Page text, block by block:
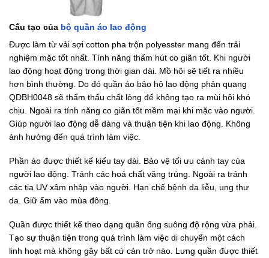
Cấu tạo của bộ quần áo lao động
Được làm từ vải sợi cotton pha trộn polyesster mang đến trải
nghiệm mặc tốt nhất. Tính năng thấm hút co giãn tốt. Khi người
lao động hoạt động trong thời gian dài. Mồ hôi sẽ tiết ra nhiều
hơn bình thường. Do đó quần áo bảo hộ lao động phản quang
QDBH0048 sẽ thẩm thấu chất lỏng để không tạo ra mùi hôi khó
chịu. Ngoài ra tính năng co giãn tốt mềm mại khi mặc vào người.
Giúp người lao động dễ dàng và thuận tiện khi lao động. Không
ảnh hưởng đến quá trình làm việc.
Phần áo được thiết kế kiểu tay dài. Bảo vệ tối ưu cánh tay của
người lao động. Tránh các hoá chất văng trúng. Ngoài ra tránh
các tia UV xâm nhập vào người. Hạn chế bệnh da liễu, ung thư
da. Giữ ấm vào mùa đông.
Quần được thiết kế theo dạng quần ống suông độ rộng vừa phải.
Tạo sự thuận tiện trong quá trình làm việc di chuyển một cách
linh hoạt mà không gây bất cứ cản trở nào. Lưng quần được thiết